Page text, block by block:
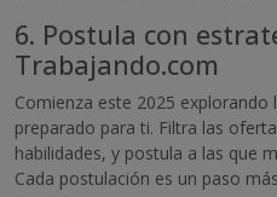
6. Postula con
Trabajando.com
Comienza este 2025
preparado para ti. Filtra las
habilidades, y postula a las que
Cada postulación es un paso